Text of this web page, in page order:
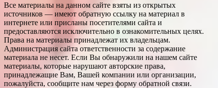
Все материалы на данном сайте взяты из открытых
источников — имеют обратную ссылку на материал в
интернете или присланы посетителями сайта и
предоставляются исключительно в ознакомительных целях.
Права на материалы принадлежат их владельцам.
Администрация сайта ответственности за содержание
материала не несет. Если Вы обнаружили на нашем сайте
материалы, которые нарушают авторские права,
принадлежащие Вам, Вашей компании или организации,
пожалуйста, сообщите нам через форму обратной связи.